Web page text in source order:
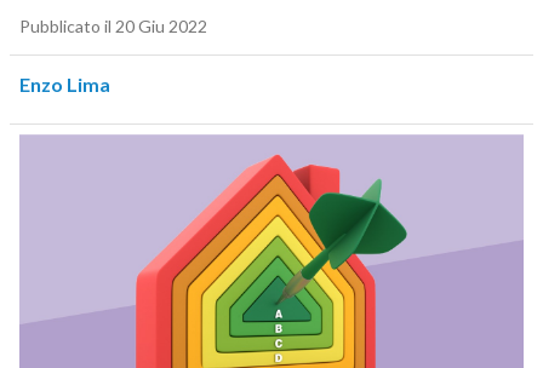
Pubblicato il 20 Giu 2022
Enzo Lima